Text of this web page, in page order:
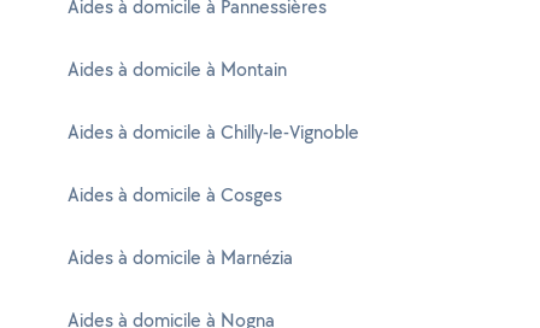
Aides à domicile à Pannessières
Aides à domicile à Montain
Aides à domicile à Chilly-le-Vignoble
Aides à domicile à Cosges
Aides à domicile à Marnézia
Aides à domicile à Nogna